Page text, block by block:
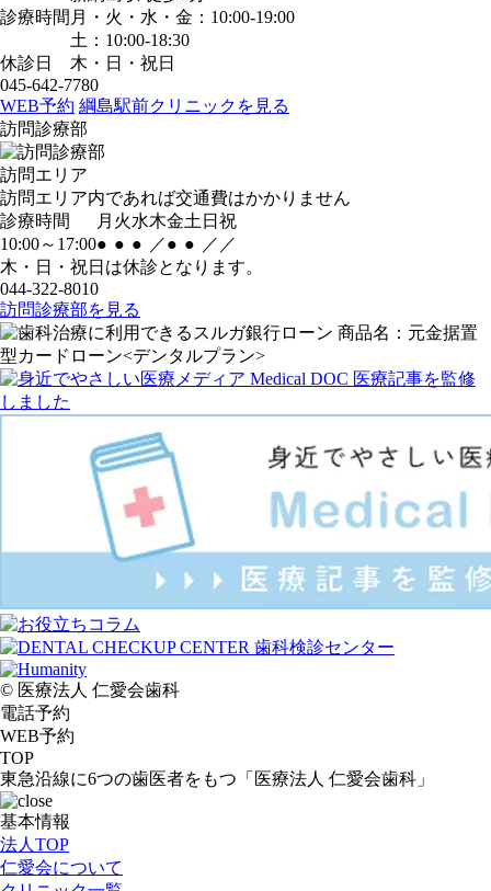
診療時間 月・火・水・金：10:00-19:00
土：10:00-18:30
休診日
木・日・祝日
045-642-7780
WEB予約 綱島駅前クリニックを見る
訪問診療部
訪問エリア
訪問エリア内であれば交通費はかかりません
診療時間
月 火水木金土 日 祝
10:00～17:00● ● ● ／● ● ／ ／
木・日・祝日は休診となります。
044-322-8010
訪問診療部を見る
© 医療法人 仁愛会歯科
電話予約
WEB予約
TOP
東急沿線に6つの歯医者をもつ「医療法人 仁愛会歯科」
基本情報
法人TOP
仁愛会について